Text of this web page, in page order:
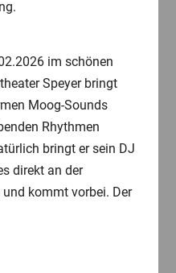
im schönen
Speyer bringt
Moog-Sounds
Rhythmen
bringt er sein DJ
direkt an der
kommt vorbei. Der